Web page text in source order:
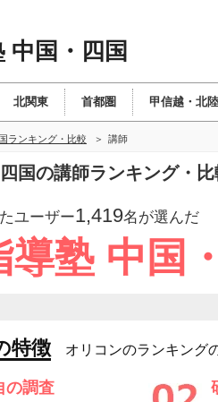
中国・四国
北関東 首都圏 甲信越・北陸
ランキング・比較 講師
国の講師ランキング・
ユーザー1,419名が選んだ
導塾 中国
特徴 オリコンのランキング
の調査